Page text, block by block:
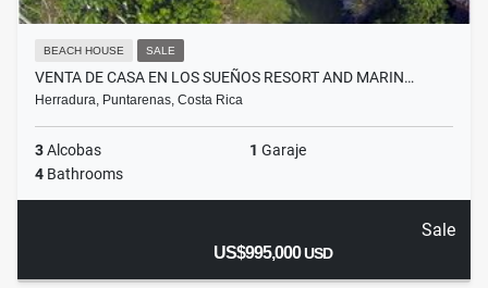
BEACH HOUSE SALE
VENTA DE CASA EN LOS SUEÑOS RESORT AND MARIN…
Herradura, Puntarenas, Costa Rica
3Alcobas 1 Garaje
4 Bathrooms
Sale
US$995,000USD